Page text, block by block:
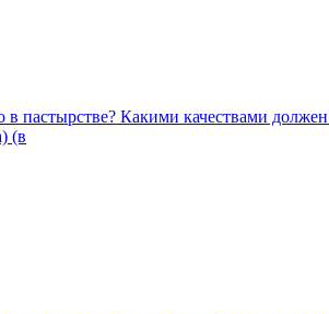
в пастырстве? Какими качествами
(в